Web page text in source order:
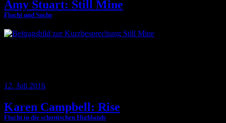
Amy Stuart: Still Mine
Flucht und Suche
12. Juli 2016
Karen Campbell: Rise
Flucht in die schottischen Highlands